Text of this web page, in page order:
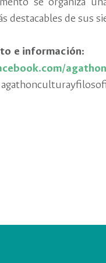
se organiza
destacables de sus
e información: